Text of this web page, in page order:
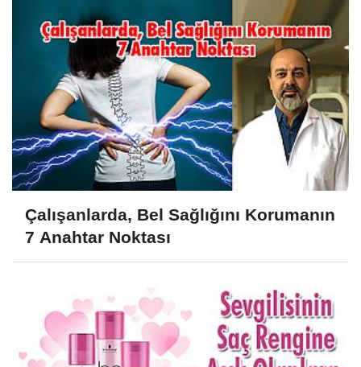
Çalışanlarda, Bel Sağlığını Korumanın
7 Anahtar Noktası